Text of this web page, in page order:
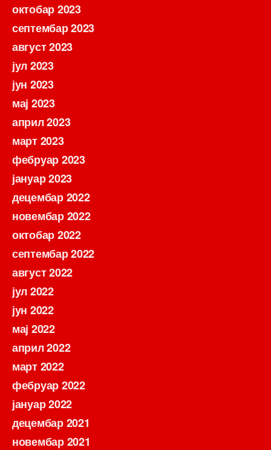
октобар 2023
септембар 2023
август 2023
јул 2023
јун 2023
мај 2023
април 2023
март 2023
фебруар 2023
јануар 2023
децембар 2022
новембар 2022
октобар 2022
септембар 2022
август 2022
јул 2022
јун 2022
мај 2022
април 2022
март 2022
фебруар 2022
јануар 2022
децембар 2021
новембар 2021